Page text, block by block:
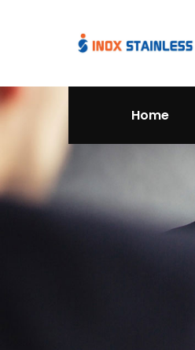
Home